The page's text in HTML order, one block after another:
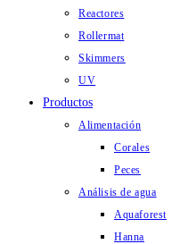
Reactores
Rollermat
Skimmers
UV
Productos
Alimentación
Corales
Peces
Análisis de agua
Aquaforest
Hanna